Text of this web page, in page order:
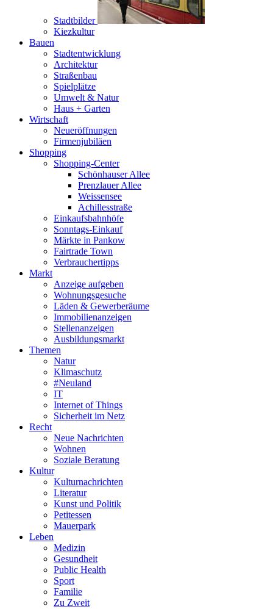
Stadtbilder
Kiezkultur
Bauen
Stadtentwicklung
Architektur
Straßenbau
Spielplätze
Umwelt & Natur
Haus + Garten
Wirtschaft
Neueröffnungen
Firmenjubiläen
Shopping
Shopping-Center
Schönhauser Allee
Prenzlauer Allee
Weissensee
Achillesstraße
Einkaufsbahnhöfe
Sonntags-Einkauf
Märkte in Pankow
Fairtrade Town
Verbrauchertipps
Markt
Anzeige aufgeben
Wohnungsgesuche
Läden & Gewerberäume
Immobilienanzeigen
Stellenanzeigen
Ausbildungsmarkt
Themen
Natur
Klimaschutz
#Neuland
IT
Internet of Things
Sicherheit im Netz
Recht
Neue Nachrichten
Wohnen
Soziale Beratung
Kultur
Kulturnachrichten
Literatur
Kunst und Politik
Petitessen
Mauerpark
Leben
Medizin
Gesundheit
Public Health
Sport
Familie
Zu Zweit